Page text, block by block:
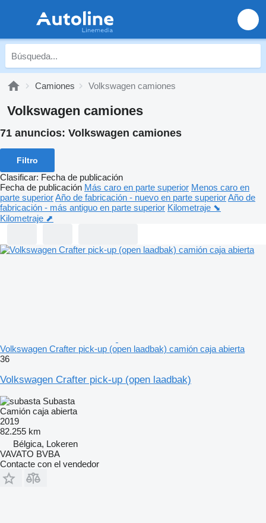
Camiones Volkswagen camiones
Volkswagen camiones
71 anuncios: Volkswagen camiones
Filtro
Clasificar: Fecha de publicación
Fecha de publicación Más caro en parte superior Menos caro en
parte superiorAño de fabricación - nuevo en parte superiorAño de
fabricación - más antiguo en parte superior Kilometraje ⬊
Kilometraje ⬈
Volkswagen Crafter pick-up (open laadbak) camión caja abierta
36
Volkswagen Crafter pick-up (open laadbak)
Subasta
Camión caja abierta
2019
82.255 km
Bélgica, Lokeren
VAVATO BVBA
Contacte con el vendedor